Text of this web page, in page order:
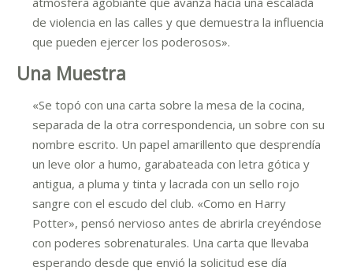
de violencia en las calles y que demuestra la influencia
que pueden ejercer los poderosos».
Una Muestra
«Se topó con una carta sobre la mesa de la cocina,
separada de la otra correspondencia, un sobre con su
nombre escrito. Un papel amarillento que desprendía
un leve olor a humo, garabateada con letra gótica y
antigua, a pluma y tinta y lacrada con un sello rojo
sangre con el escudo del club. «Como en Harry
Potter», pensó nervioso antes de abrirla creyéndose
con poderes sobrenaturales. Una carta que llevaba
esperando desde que envió la solicitud ese día